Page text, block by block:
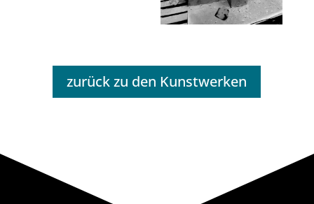
zurück zu den Kunstwerken